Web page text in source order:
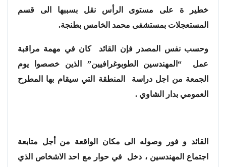
خطير ة على مستوى الرأس نقل بسببها الى قسم
المستعجلات بمستشفى محمد الخامس بطنجة.
وحسب نفس المصدر فإن القائد كان في مهمة مراقبة
عمل “المهندسين الطوبوغرافيين” الذين خصصوا يوم
الجمعة من اجل دراسة المنطقة التي سيقام بها المطرح
العمومي بدار الشاوي .
القائد و فور وصوله الى مكان الواقعة من أجل متابعة
اجتماع المهندسين ، دخل في حوار مع احد الاشخاص الذي